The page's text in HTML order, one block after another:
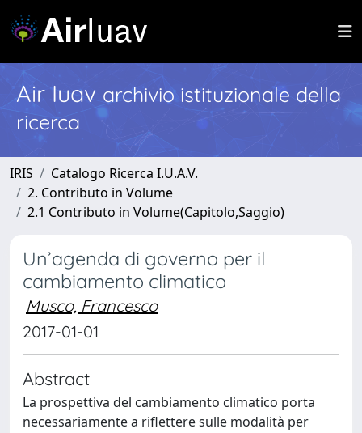
Air Iuav archivio istituzionale della
ricerca
IRIS
Catalogo Ricerca I.U.A.V.
2. Contributo in Volume
2.1 Contributo in Volume(Capitolo,Saggio)
Un’agenda di governo per il
cambiamento climatico
Musco, Francesco
2017-01-01
Abstract
La prospettiva del cambiamento climatico porta
necessariamente a riflettere sulle modalità per